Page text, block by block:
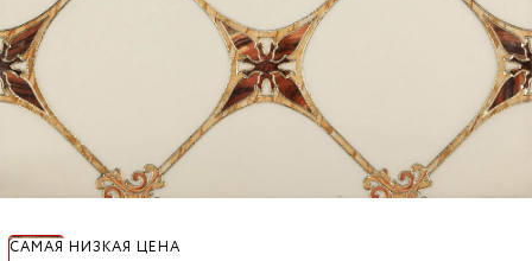
САМАЯ НИЗКАЯ ЦЕНА